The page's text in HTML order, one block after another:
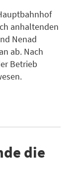
anhaltenden
Nenad
ab. Nach
Betrieb
die